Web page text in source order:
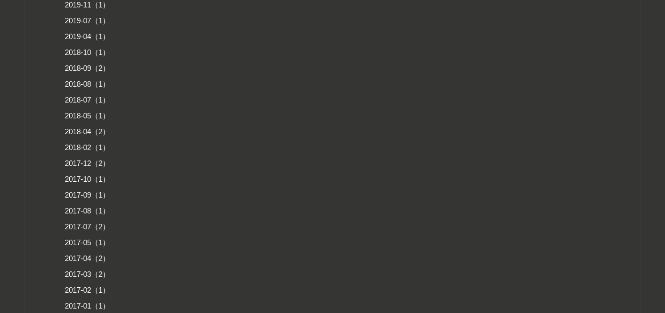
2019-11（1）
2019-07（1）
2019-04（1）
2018-10（1）
2018-09（2）
2018-08（1）
2018-07（1）
2018-05（1）
2018-04（2）
2018-02（1）
2017-12（2）
2017-10（1）
2017-09（1）
2017-08（1）
2017-07（2）
2017-05（1）
2017-04（2）
2017-03（2）
2017-02（1）
2017-01（1）